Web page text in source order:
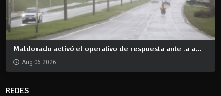
Maldonado activó el operativo de respuesta ante la a...
Aug 06 2026
REDES